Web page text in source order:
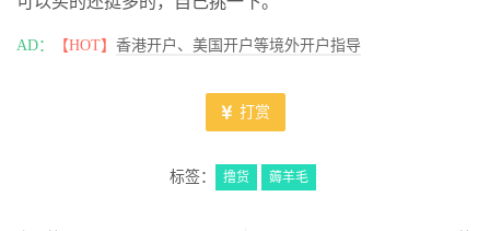
AD： 【HOT】 香港开户、美国开户等境外开户指导
打赏
标签： 撸货 薅羊毛